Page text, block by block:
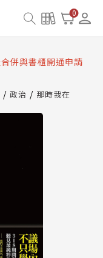
0
護中，本站同步暫
併與書櫃開通申請
開通與資產合併申
明及資產合併結果
護中，本站同步暫
政治 那時我在